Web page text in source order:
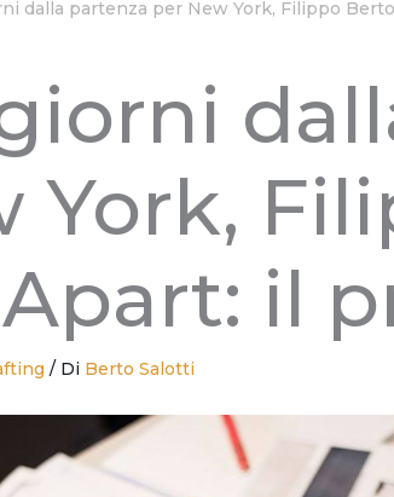
dalla partenza per New York, Filippo
York,
il
/ Di Berto Salotti